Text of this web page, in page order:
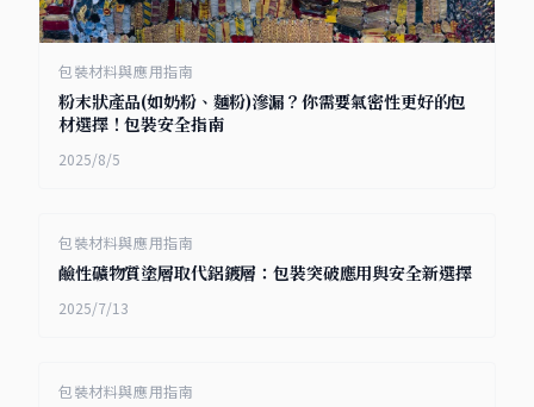
包裝材料與應用指南
粉末狀產品(如奶粉、麵粉)滲漏？你需要氣密性更好的包
材選擇！包裝安全指南
2025/8/5
包裝材料與應用指南
鹼性礦物質塗層取代鋁鍍層：包裝突破應用與安全新選擇
2025/7/13
包裝材料與應用指南